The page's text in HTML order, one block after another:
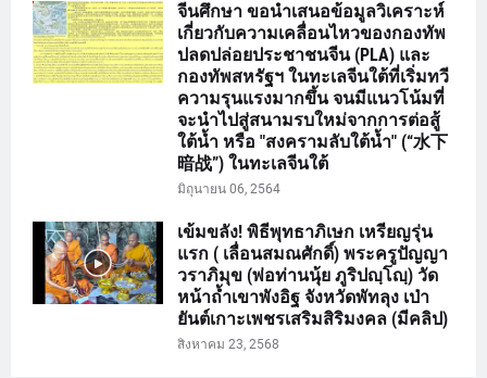
จีนศึกษา ขอนำเสนอข้อมูลวิเคราะห์
เกี่ยวกับความเคลื่อนไหวของกองทัพ
ปลดปล่อยประชาชนจีน (PLA) และ
กองทัพสหรัฐฯ ในทะเลจีนใต้ที่เริ่มทวี
ความรุนแรงมากขึ้น จนมีแนวโน้มที่
จะนำไปสู่สนามรบใหม่จากการต่อสู้
ใต้น้ำ หรือ "สงครามลับใต้น้ำ" (“水下
暗战”) ในทะเลจีนใต้
มิถุนายน 06, 2564
เข้มขลัง! พิธีพุทธาภิเษก เหรียญรุ่น
แรก ( เลื่อนสมณศักดิ์) พระครูปัญญา
วราภิมุข (พ่อท่านนุ้ย ภูริปญฺโญฺ) วัด
หน้าถ้ำเขาพังอิฐ จังหวัดพัทลุง เป่า
ยันต์เกาะเพชรเสริมสิริมงคล (มีคลิป)
สิงหาคม 23, 2568